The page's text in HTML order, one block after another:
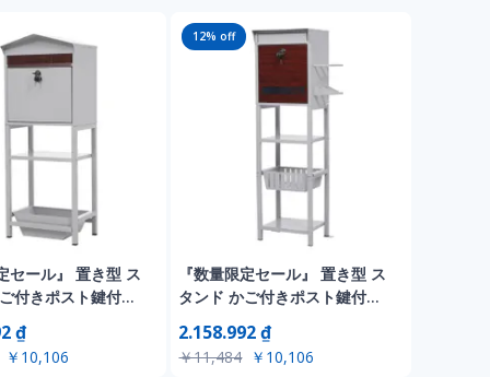
セール』 置き型 ス
付きポスト鍵付き
スタンドポスト ポ
て用 スタンド
ルボックス A4対応
₫
￥10,106
12% off
『数量限定セール』 置き型 ス
タンド かご付きポスト鍵付き
玄関前 収納 スタンドポスト ポ
スト 北欧 一戸建て用 スタンド
ポスト メールボックス A4対応
2.158.992 ₫
￥11,484 ￥10,106